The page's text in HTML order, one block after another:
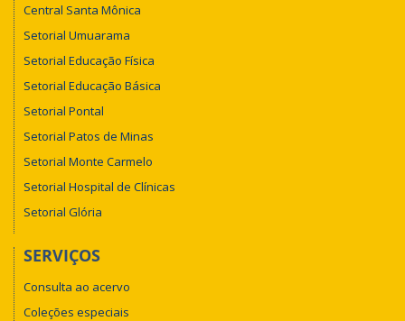
Central Santa Mônica
Setorial Umuarama
Setorial Educação Física
Setorial Educação Básica
Setorial Pontal
Setorial Patos de Minas
Setorial Monte Carmelo
Setorial Hospital de Clínicas
Setorial Glória
SERVIÇOS
Consulta ao acervo
Coleções especiais